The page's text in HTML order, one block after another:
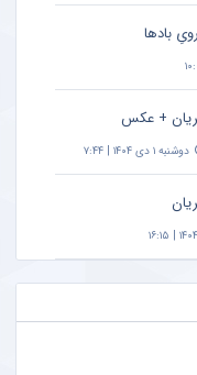
بادها
+ عکس
دوشنبه ۱ دی ۱۴۰۴ | ۷:۴۴